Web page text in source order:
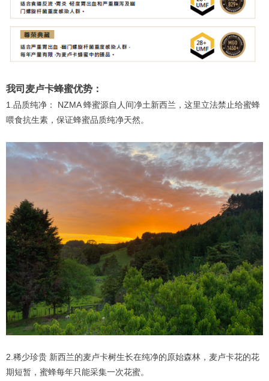
我司麦卢卡蜂蜜优势：
1.品质纯净： NZMA 蜂蜜源自人间净土新西兰，这里立法禁止给蜜蜂
喂食抗生素，保证蜂蜜品质纯净天然。
2.稀少珍贵 新西兰的麦卢卡树生长在纯净的原始森林，麦卢卡花的花
期短暂，蜜蜂每年只能采集一次花蜜。